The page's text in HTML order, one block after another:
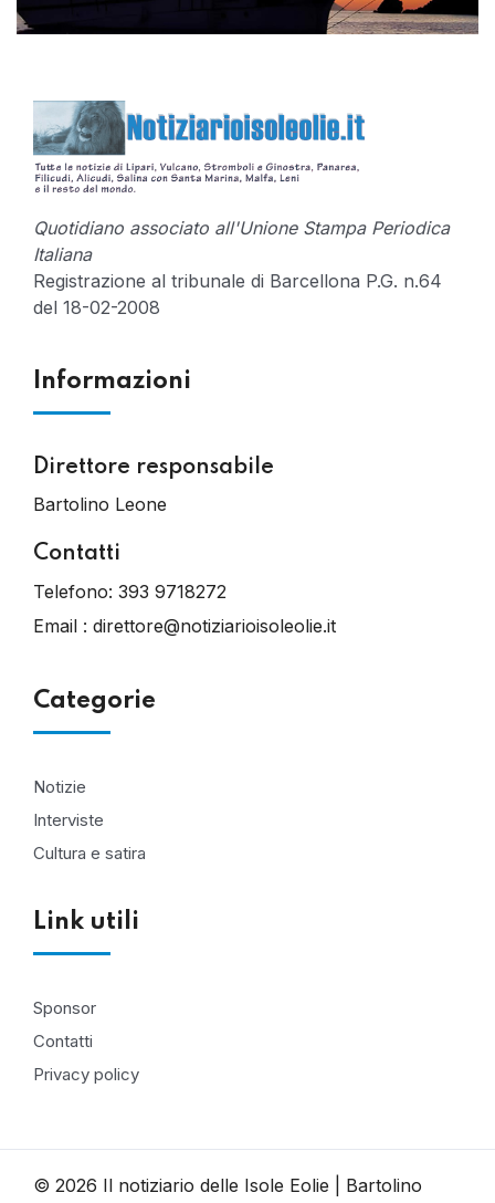
Quotidiano associato all'Unione Stampa Periodica
Italiana
Registrazione al tribunale di Barcellona P.G. n.64
del 18-02-2008
Informazioni
Direttore responsabile
Bartolino Leone
Contatti
Telefono: 393 9718272
Email : direttore@notiziarioisoleolie.it
Categorie
Notizie
Interviste
Cultura e satira
Link utili
Sponsor
Contatti
Privacy policy
© 2026 Il notiziario delle Isole Eolie | Bartolino